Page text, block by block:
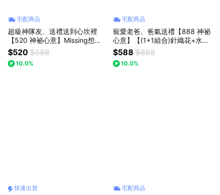
宅配商品
超級神隊友、送禮送到心坎裡
【520 神祕心意】Missing想念
你｜(迷你口袋花束) 酒紅白玫瑰
花束：獨一無二的浪漫，以後都
陪你走花路
$520 $588
10.0%
宅配商品
寵愛老爸、爸氣送禮【888 神祕
心意】【(1+1組合)針織花+水晶
熊】｜【Missing想念你】｜藍
色勿忘我針織花+水晶熊 : 七夕
情人節/父親節(預購)
$588 $888
10.0%
快速出貨 宅配商品